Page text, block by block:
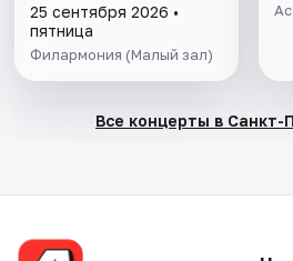
25 сентября 2026 •
пятница
Филармония (Малый зал)
Все концерты в Санкт-